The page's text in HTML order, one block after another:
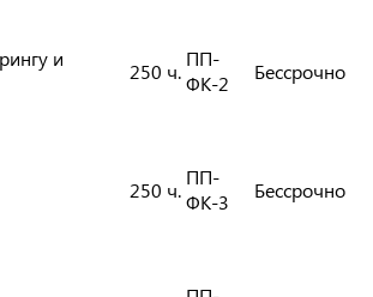
и
250 ч.
ПП-
ФК-2
Бессрочно
250 ч.
ПП-
ФК-3
Бессрочно